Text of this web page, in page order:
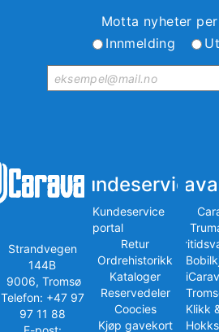
Motta nyheter
Innmelding
Strandvegen
144B
9006, Tromsø
Telefon: +47 97
97 11 88
Kundeservice
Kundeservice
portal
Retur
Ordrehistorikk
Kataloger
Reservedeler
Coocies
Kjøp gavekort
Klikk